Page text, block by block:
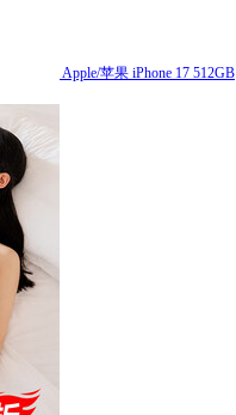
Apple/苹果 iPhone 17 512GB